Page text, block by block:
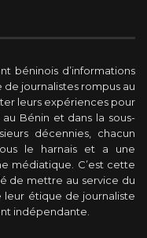
béninois d’informations
journalistes rompus au
leurs expériences pour
Bénin et dans la sous-
décennies, chacun
le harnais et a une
médiatique. C’est cette
de mettre au service du
étique de journaliste
indépendante.